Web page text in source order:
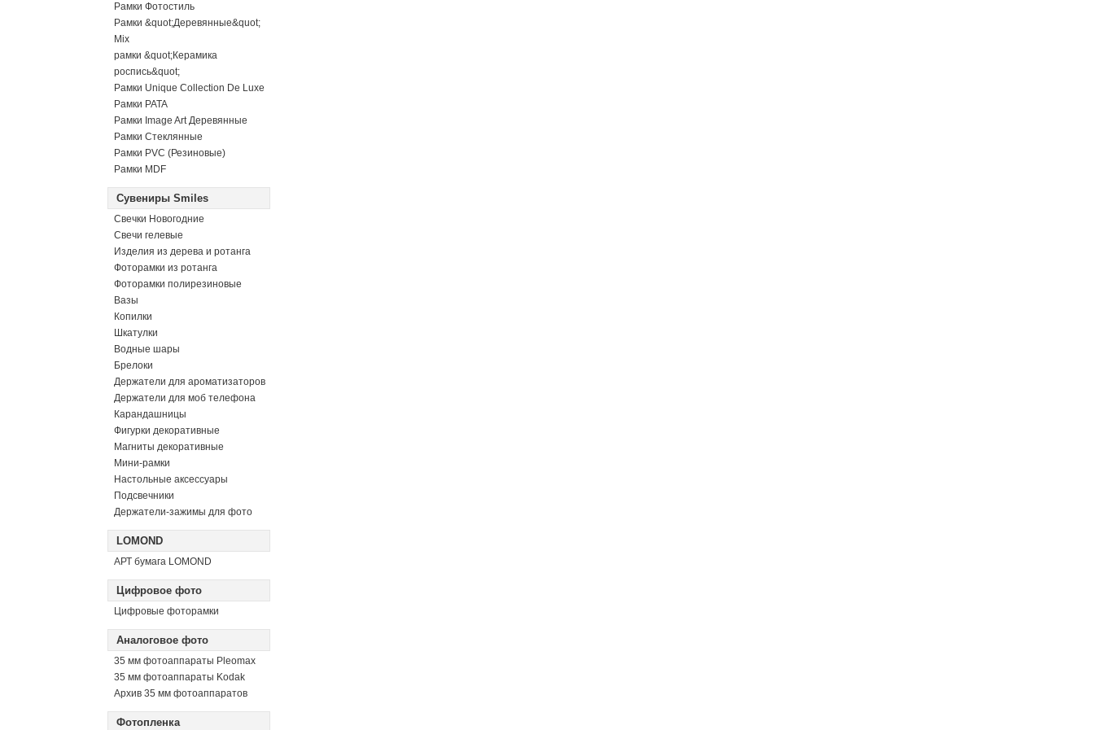
Рамки Фотостиль
Рамки &quot;Деревянные&quot;
Mix
рамки &quot;Керамика
роспись&quot;
Рамки Unique Collection De Luxe
Рамки PATA
Рамки Image Art Деревянные
Рамки Стеклянные
Рамки PVC (Резиновые)
Рамки MDF
Сувениры Smiles
Свечки Новогодние
Свечи гелевые
Изделия из дерева и ротанга
Фоторамки из ротанга
Фоторамки полирезиновые
Вазы
Копилки
Шкатулки
Водные шары
Брелоки
Держатели для ароматизаторов
Держатели для моб телефона
Карандашницы
Фигурки декоративные
Магниты декоративные
Мини-рамки
Настольные аксессуары
Подсвечники
Держатели-зажимы для фото
LOMOND
АРТ бумага LOMOND
Цифровое фото
Цифровые фоторамки
Аналоговое фото
35 мм фотоаппараты Pleomax
35 мм фотоаппараты Kodak
Архив 35 мм фотоаппаратов
Фотопленка